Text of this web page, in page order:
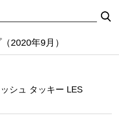
2020年9月）
シュ タッキー LES